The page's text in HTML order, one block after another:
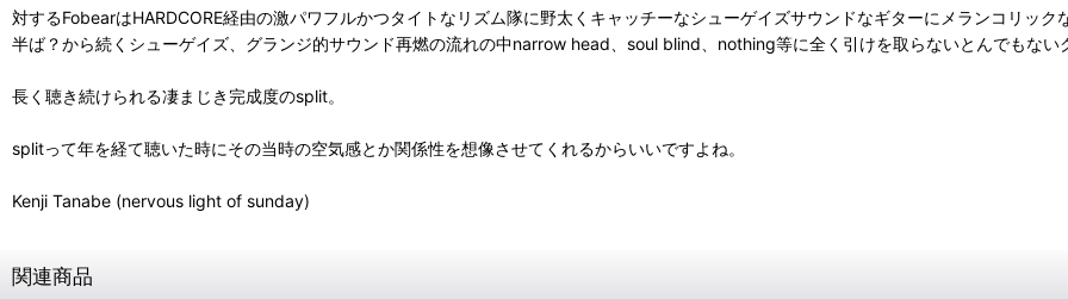
対するFobearはHARDCORE経由の激パワフルかつタイトなリズム隊に野太くキャッチーなシューゲイズサウンドなギターにメランコリッ
半ば？から続くシューゲイズ、グランジ的サウンド再燃の流れの中narrow head、soul blind、nothing等に全く引けを取らないとんでもない
長く聴き続けられる凄まじき完成度のsplit。
splitって年を経て聴いた時にその当時の空気感とか関係性を想像させてくれるからいいですよね。
Kenji Tanabe (nervous light of sunday)
関連商品